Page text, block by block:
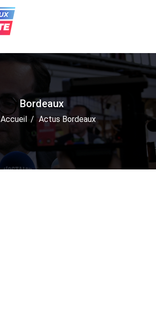
Bordeaux
Accueil Actus Bordeaux